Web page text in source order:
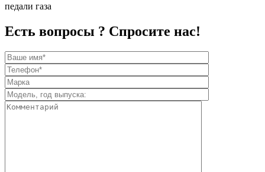
педали газа
Есть вопросы ? Спросите нас!